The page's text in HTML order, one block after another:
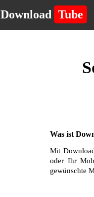
Download Tube
Was ist
Mit
oder Ihr
gewünschte